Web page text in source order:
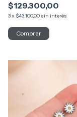
$129.300,00
3x $43.100,00 sin interés